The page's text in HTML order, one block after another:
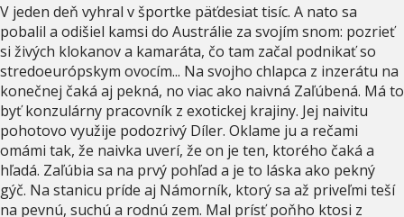
V jeden deň vyhral v športke päťdesiat tisíc. A nato sa
pobalil a odišiel kamsi do Austrálie za svojím snom: pozrieť
si živých klokanov a kamaráta, čo tam začal podnikať so
stredoeurópskym ovocím... Na svojho chlapca z inzerátu na
konečnej čaká aj pekná, no viac ako naivná Zaľúbená. Má to
byť konzulárny pracovník z exotickej krajiny. Jej naivitu
pohotovo využije podozrivý Díler. Oklame ju a rečami
omámi tak, že naivka uverí, že on je ten, ktorého čaká a
hľadá. Zaľúbia sa na prvý pohľad a je to láska ako pekný
gýč. Na stanicu príde aj Námorník, ktorý sa až priveľmi teší
na pevnú, suchú a rodnú zem. Mal prísť poňho ktosi z